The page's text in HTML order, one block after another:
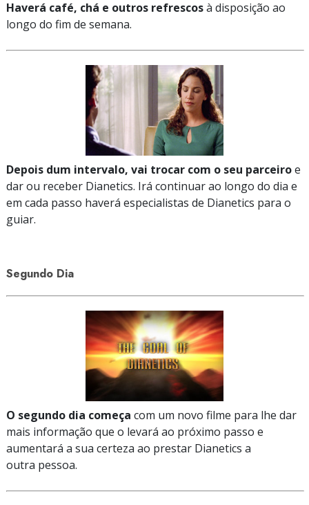
Haverá café, chá e outros refrescosà disposição ao
longo do fim de semana.
Depois dum intervalo, vai trocar com o seu parceiroe
dar ou receber Dianetics. Irá continuar ao longo do dia e
em cada passo haverá especialistas de Dianetics para o
guiar.
Segundo Dia
O segundo dia começa com um novo filme para lhe dar
mais informação que o levará ao próximo passo e
aumentará a sua certeza ao prestar Dianetics a
outra pessoa.